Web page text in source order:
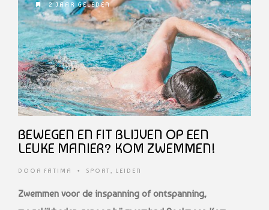
2 JAAR GELEDEN
BEWEGEN EN FIT BLIJVEN OP EEN
LEUKE MANIER? KOM ZWEMMEN!
DOOR FATIMA • SPORT, LEIDEN
Zwemmen voor de inspanning of ontspanning,